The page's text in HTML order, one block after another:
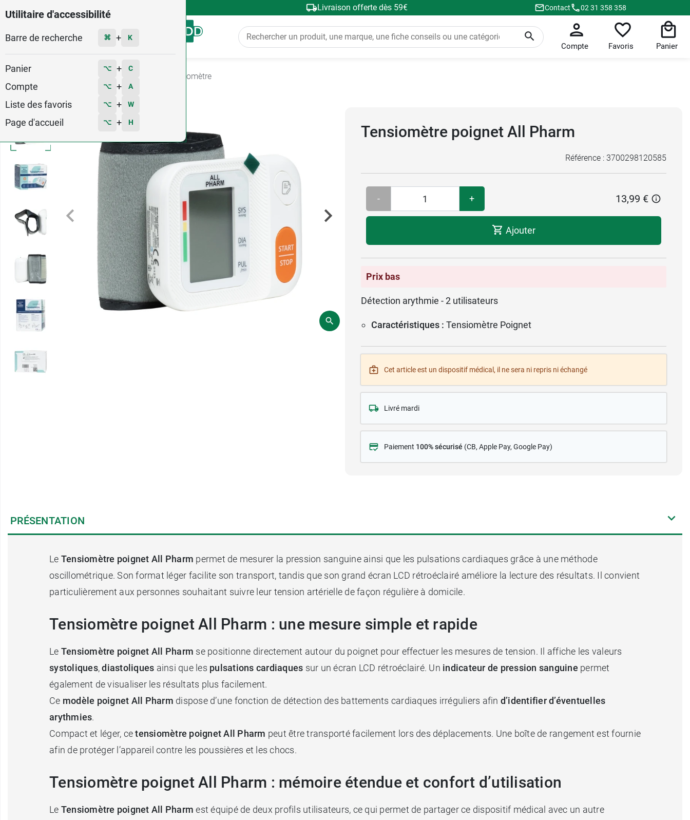
Utilitaire d'accessibilité
Barre de recherche ⌘ + K
Panier ⌥ + C
Compte ⌥ + A
Liste des favoris ⌥ + W
Page d'accueil ⌥ + H
Livraison offerte dès 59€ Contact 02 31 358 358
Menu
Compte Favoris Panier
Tensiomètre
Tensiomètre poignet All Pharm
Référence : 3700298120585
- + 13,99 €
Ajouter
Prix bas
Détection arythmie - 2 utilisateurs
Caractéristiques : Tensiomètre Poignet
Cet article est un dispositif médical, il ne sera ni repris ni échangé
Livré mardi
Paiement 100% sécurisé (CB, Apple Pay, Google Pay)
PRÉSENTATION
Le Tensiomètre poignet All Pharm permet de mesurer la pression sanguine ainsi que les pulsations cardiaques grâce à une méthode
oscillométrique. Son format léger facilite son transport, tandis que son grand écran LCD rétroéclairé améliore la lecture des résultats. Il convient
particulièrement aux personnes souhaitant suivre leur tension artérielle de façon régulière à domicile.
Tensiomètre poignet All Pharm : une mesure simple et rapide
Le Tensiomètre poignet All Pharm se positionne directement autour du poignet pour effectuer les mesures de tension. Il affiche les valeurs
systoliques,diastoliques ainsi que les pulsations cardiaques sur un écran LCD rétroéclairé. Un indicateur de pression sanguine permet
également de visualiser les résultats plus facilement.
Ce modèle poignet All Pharm dispose d’une fonction de détection des battements cardiaques irréguliers afin d’identifier d’éventuelles
arythmies.
Compact et léger, cetensiomètre poignet All Pharm peut être transporté facilement lors des déplacements. Une boîte de rangement est fournie
afin de protéger l’appareil contre les poussières et les chocs.
Tensiomètre poignet All Pharm : mémoire étendue et confort d’utilisation
Le Tensiomètre poignet All Pharm est équipé de deux profils utilisateurs, ce qui permet de partager ce dispositif médical avec un autre